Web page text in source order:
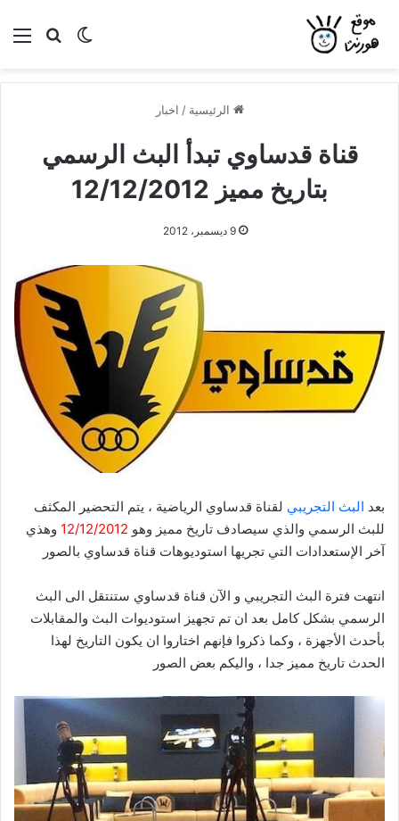
بحثالوضع
الرئيسية / اخبار
قناة قدساوي تبدأ البث الرسمي
بتاريخ مميز 12/12/2012
9 ديسمبر، 2012
بعد البث التجريبي لقناة قدساوي الرياضية ، يتم التحضير المكثف
للبث الرسمي والذي سيصادف تاريخ مميز وهو 12/12/2012 وهذي
آخر الإستعدادات التي تجريها استوديوهات قناة قدساوي بالصور
انتهت فترة البث التجريبي و الآن قناة قدساوي ستنتقل الى البث
الرسمي بشكل كامل بعد ان تم تجهيز استوديوات البث والمقابلات
بأحدث الأجهزة ، وكما ذكروا فإنهم اختاروا ان يكون التاريخ لهذا
الحدث تاريخ مميز جدا ، واليكم بعض الصور